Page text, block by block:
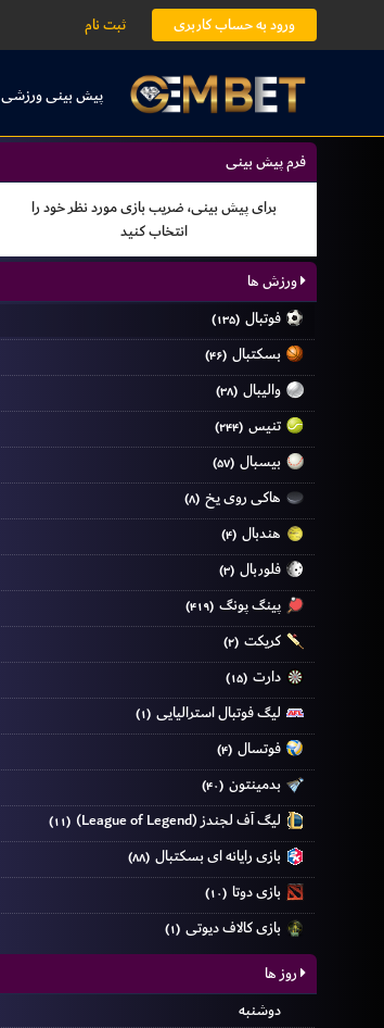
ورود به حساب کاربری ثبت نام
پیش بینی ورزشی
فرم پیش بینی
برای پیش بینی، ضریب بازی مورد نظر خود را
انتخاب کنید
ورزش ها
فوتبال (۱۳۵)
بسکتبال (۴۶)
والیبال (۳۸)
تنیس (۲۴۴)
بیسبال (۵۷)
هاکی روی یخ (۸)
هندبال (۴)
فلوربال (۳)
پینگ پونگ (۴۱۹)
کریکت (۲)
دارت (۱۵)
لیگ فوتبال استرالیایی (۱)
فوتسال (۴)
بدمینتون (۴۰)
لیگ آف لجندز (League of Legend) (۱۱)
بازی رایانه ای بسکتبال (۸۸)
بازی دوتا (۱۰)
بازی کالاف دیوتی (۱)
روز ها
دوشنبه